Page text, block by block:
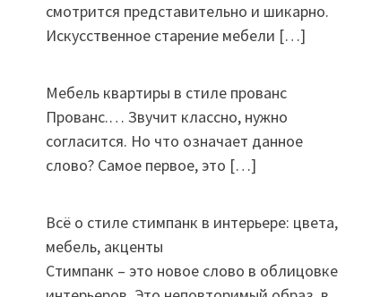
смотрится представительно и шикарно.
Искусственное старение мебели […]
Мебель квартиры в стиле прованс
Прованс.… Звучит классно, нужно
согласится. Но что означает данное
слово? Самое первое, это […]
Всё о стиле стимпанк в интерьере: цвета,
мебель, акценты
Стимпанк – это новое слово в облицовке